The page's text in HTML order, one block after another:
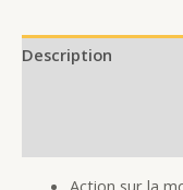
Description
Action sur la